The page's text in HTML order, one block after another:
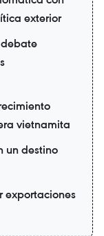
exterior
vietnamita
un destino
exportaciones